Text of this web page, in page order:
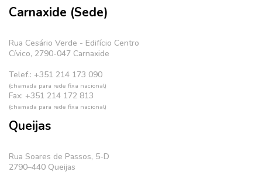
Carnaxide (Sede)
Rua Cesário Verde - Edifício Centro
Cívico, 2790-047 Carnaxide
Telef.: +351 214 173 090
(chamada para rede fixa nacional)
Fax: +351 214 172 813
(chamada para rede fixa nacional)
Queijas
Rua Soares de Passos, 5-D
2790–440 Queijas